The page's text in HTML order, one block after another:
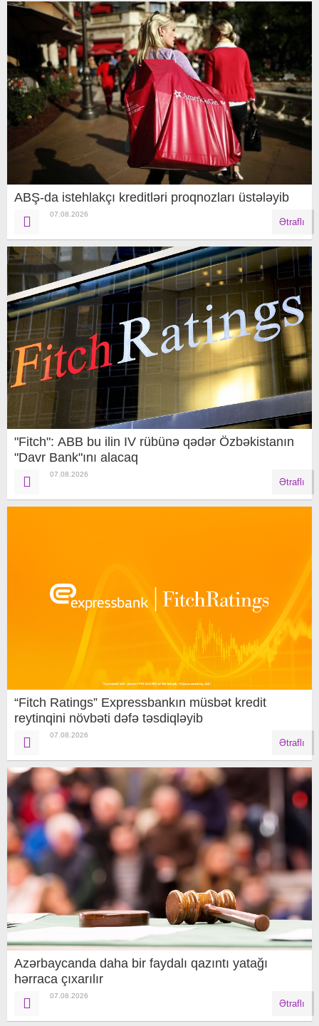
ABŞ-da istehlakçı kreditləri proqnozları üstələyib
07.08.2026
Ətraflı
"Fitch": ABB bu ilin IV rübünə qədər Özbəkistanın
"Davr Bank"ını alacaq
07.08.2026
Ətraflı
“Fitch Ratings” Expressbankın müsbət kredit
reytinqini növbəti dəfə təsdiqləyib
07.08.2026
Ətraflı
Azərbaycanda daha bir faydalı qazıntı yatağı
hərraca çıxarılır
07.08.2026
Ətraflı